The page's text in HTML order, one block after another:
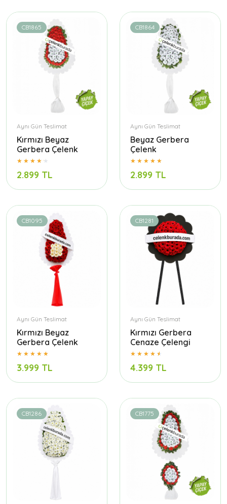
CB1865
Aynı Gün Teslimat
Kırmızı Beyaz
Gerbera Çelenk
2.899 TL
CB1864
Aynı Gün Teslimat
Beyaz Gerbera
Çelenk
2.899 TL
CB1095
Aynı Gün Teslimat
Kırmızı Beyaz
Gerbera Çelenk
3.999 TL
CB1281
Aynı Gün Teslimat
Kırmızı Gerbera
Cenaze Çelengi
4.399 TL
CB1286 CB1775